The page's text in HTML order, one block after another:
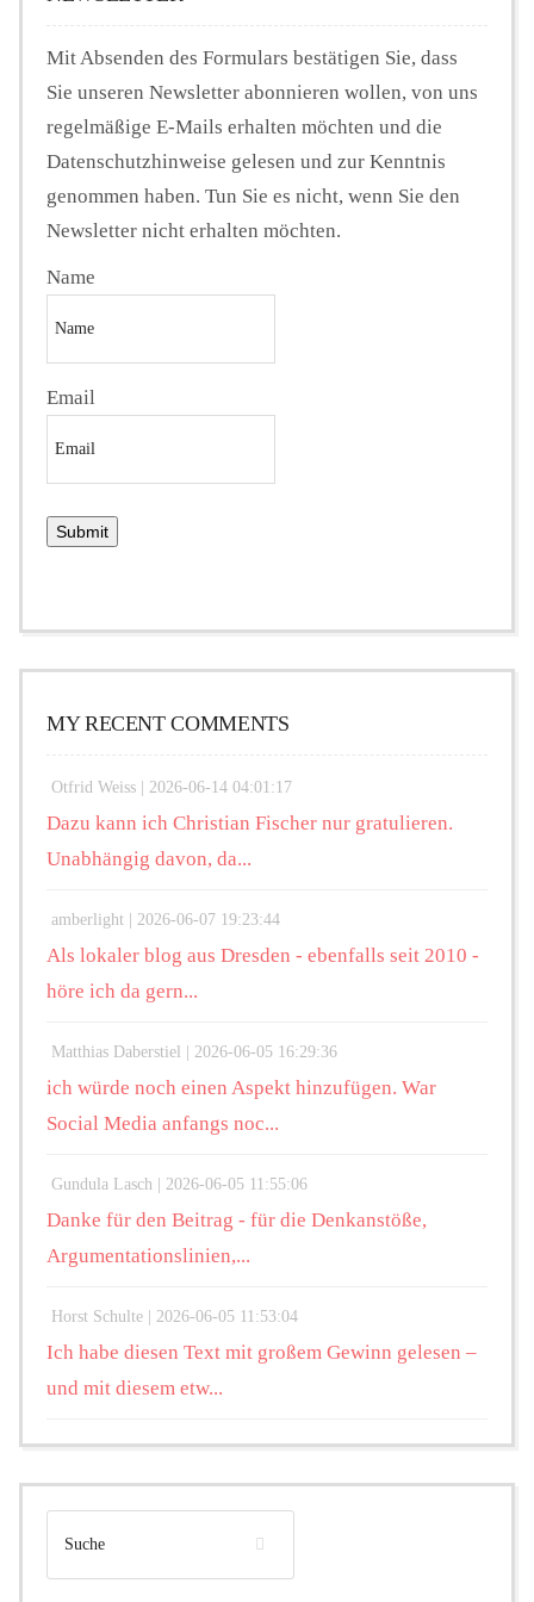
Mit Absenden des Formulars bestätigen Sie, dass
Sie unseren Newsletter abonnieren wollen, von uns
regelmäßige E-Mails erhalten möchten und die
Datenschutzhinweise gelesen und zur Kenntnis
genommen haben. Tun Sie es nicht, wenn Sie den
Newsletter nicht erhalten möchten.
Name
Email
MY RECENT COMMENTS
Otfrid Weiss | 2026-06-14 04:01:17
Dazu kann ich Christian Fischer nur gratulieren.
Unabhängig davon, da...
amberlight | 2026-06-07 19:23:44
Als lokaler blog aus Dresden - ebenfalls seit 2010 -
höre ich da gern...
Matthias Daberstiel | 2026-06-05 16:29:36
ich würde noch einen Aspekt hinzufügen. War
Social Media anfangs noc...
Gundula Lasch | 2026-06-05 11:55:06
Danke für den Beitrag - für die Denkanstöße,
Argumentationslinien,...
Horst Schulte | 2026-06-05 11:53:04
Ich habe diesen Text mit großem Gewinn gelesen –
und mit diesem etw...